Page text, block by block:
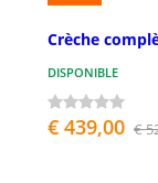
Crèche
DISPONIBLE
€ 439,00 €